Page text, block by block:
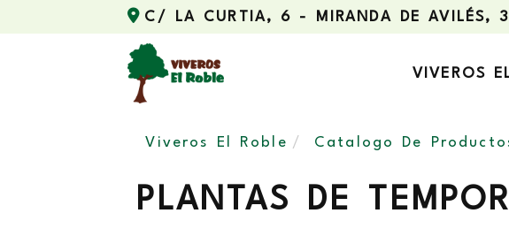
C/ LA CURTIA, 6 - MIRANDA DE AVILÉS,
VIVEROS
Viveros El Roble Catalogo De
PLANTAS DE